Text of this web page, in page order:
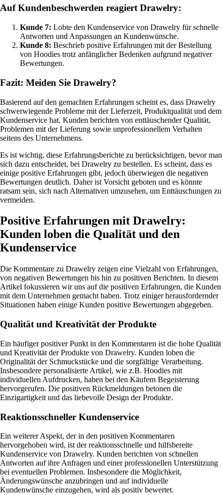
Auf Kundenbeschwerden reagiert Drawelry:
Kunde 7: Lobte den Kundenservice von Drawelry für schnelle
Antworten und Anpassungen an Kundenwünsche.
Kunde 8: Beschrieb positive Erfahrungen mit der Bestellung
von Hoodies trotz anfänglicher Bedenken aufgrund negativer
Bewertungen.
Fazit: Meiden Sie Drawelry?
Basierend auf den gemachten Erfahrungen scheint es, dass Drawelry
schwerwiegende Probleme mit der Lieferzeit, Produktqualität und dem
Kundenservice hat. Kunden berichten von enttäuschender Qualität,
Problemen mit der Lieferung sowie unprofessionellem Verhalten
seitens des Unternehmens.
Es ist wichtig, diese Erfahrungsberichte zu berücksichtigen, bevor man
sich dazu entscheidet, bei Drawelry zu bestellen. Es scheint, dass es
einige positive Erfahrungen gibt, jedoch überwiegen die negativen
Bewertungen deutlich. Daher ist Vorsicht geboten und es könnte
ratsam sein, sich nach Alternativen umzusehen, um Enttäuschungen zu
vermeiden.
Positive Erfahrungen mit Drawelry:
Kunden loben die Qualität und den
Kundenservice
Die Kommentare zu Drawelry zeigen eine Vielzahl von Erfahrungen,
von negativen Bewertungen bis hin zu positiven Berichten. In diesem
Artikel fokussieren wir uns auf die positiven Erfahrungen, die Kunden
mit dem Unternehmen gemacht haben. Trotz einiger herausfordernder
Situationen haben einige Kunden positive Bewertungen abgegeben.
Qualität und Kreativität der Produkte
Ein häufiger positiver Punkt in den Kommentaren ist die hohe Qualität
und Kreativität der Produkte von Drawelry. Kunden loben die
Originalität der Schmuckstücke und die sorgfältige Verarbeitung.
Insbesondere personalisierte Artikel, wie z.B. Hoodies mit
individuellen Aufdrucken, haben bei den Käufern Begeisterung
hervorgerufen. Die positiven Rückmeldungen betonen die
Einzigartigkeit und das liebevolle Design der Produkte.
Reaktionsschneller Kundenservice
Ein weiterer Aspekt, der in den positiven Kommentaren
hervorgehoben wird, ist der reaktionsschnelle und hilfsbereite
Kundenservice von Drawelry. Kunden berichten von schnellen
Antworten auf ihre Anfragen und einer professionellen Unterstützung
bei eventuellen Problemen. Insbesondere die Möglichkeit,
Änderungswünsche anzubringen und auf individuelle
Kundenwünsche einzugehen, wird als positiv bewertet.